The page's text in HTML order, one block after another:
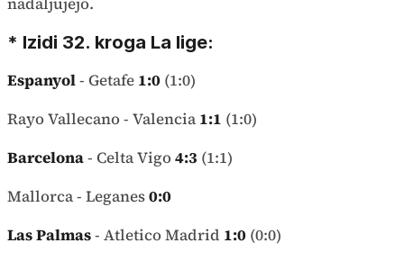
* Izidi 32. kroga La lige:
Espanyol- Getafe 1:0 (1:0)
Rayo Vallecano - Valencia 1:1 (1:0)
Barcelona- Celta Vigo4:3 (1:1)
Mallorca - Leganes0:0
Las Palmas- Atletico Madrid 1:0 (0:0)